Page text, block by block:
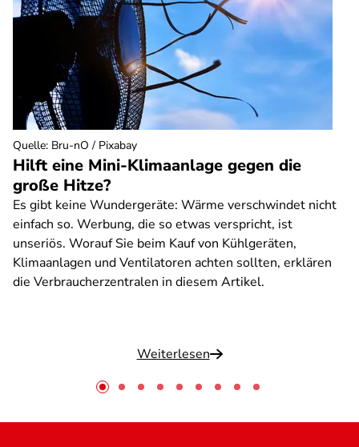
Hilft eine Mini-Klimaanlage gegen die
große Hitze?
Es gibt keine Wundergeräte: Wärme verschwindet nicht
einfach so. Werbung, die so etwas verspricht, ist
unseriös. Worauf Sie beim Kauf von Kühlgeräten,
Klimaanlagen und Ventilatoren achten sollten, erklären
die Verbraucherzentralen in diesem Artikel.
Weiterlesen
Quelle: Bru-nO / Pixabay